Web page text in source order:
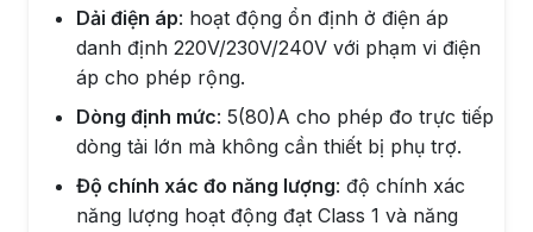
Dải điện áp: hoạt động ổn định ở điện áp
danh định 220V/230V/240V với phạm vi điện
áp cho phép rộng.
Dòng định mức: 5(80)A cho phép đo trực tiếp
dòng tải lớn mà không cần thiết bị phụ trợ.
Độ chính xác đo năng lượng: độ chính xác
năng lượng hoạt động đạt Class 1 và năng